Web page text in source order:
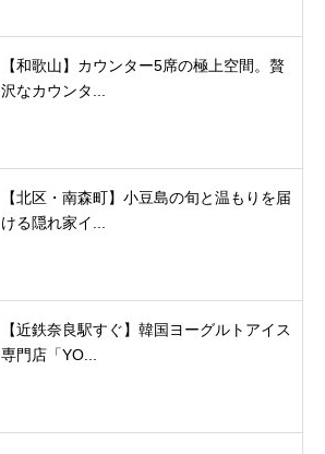
【和歌山】カウンター5席の極上空間。贅
沢なカウンタ...
【北区・南森町】小豆島の旬と温もりを届
ける隠れ家イ...
【近鉄奈良駅すぐ】韓国ヨーグルトアイス
専門店「YO...